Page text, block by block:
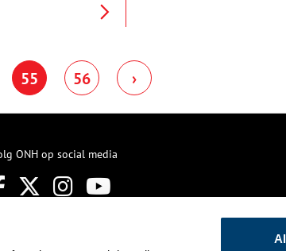
1572 bepaald was. De veemarkt
bood voor veel Purmerenders
werk.
55 56 ›
ONH op social media